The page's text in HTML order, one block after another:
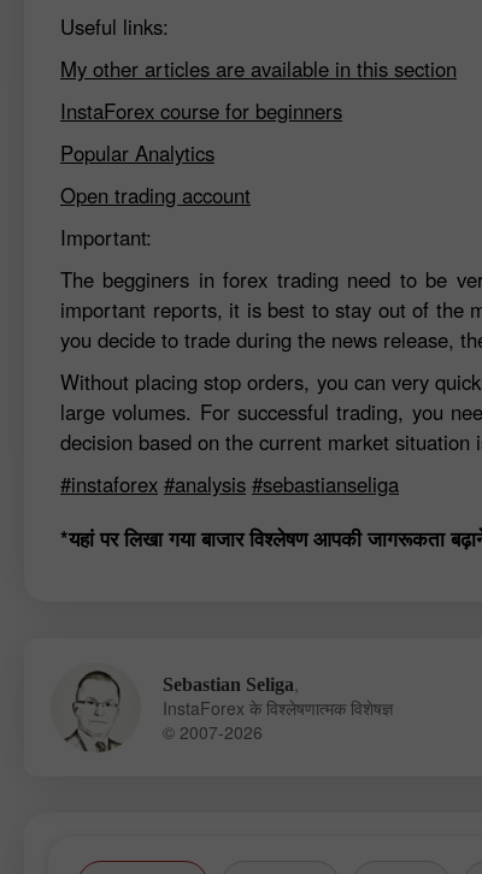
Useful links:
My other articles are available in this section
InstaForex course for beginners
Popular Analytics
Open trading account
Important:
The begginers in forex trading need to be
important reports, it is best to stay out of the
you decide to trade during the news release,
Without placing stop orders, you can very
large volumes. For successful trading, you
decision based on the current market
#instaforex #analysis #sebastianseliga
*यहां पर लिखा गया बाजार विश्लेषण आपकी जागरूकता
Sebastian Seliga
InstaForex के विश्लेषणात्मक विशेषज्ञ
© 2007-2026